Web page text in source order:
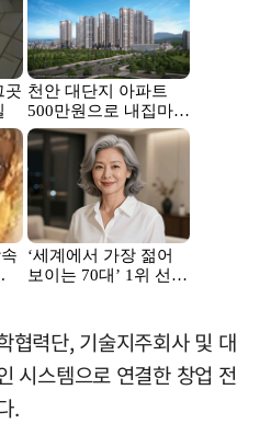
협력단, 기술지주회사 및 대
시스템으로 연결한 창업 전
.